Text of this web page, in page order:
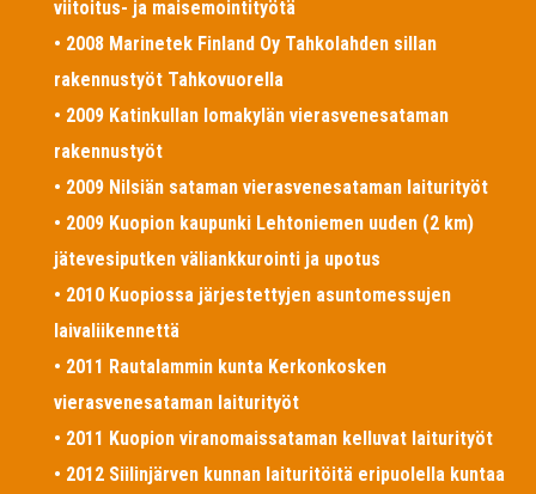
viitoitus- ja maisemointityötä
• 2008 Marinetek Finland Oy Tahkolahden sillan
rakennustyöt Tahkovuorella
• 2009 Katinkullan lomakylän vierasvenesataman
rakennustyöt
• 2009 Nilsiän sataman vierasvenesataman laiturityöt
• 2009 Kuopion kaupunki Lehtoniemen uuden (2 km)
jätevesiputken väliankkurointi ja upotus
• 2010 Kuopiossa järjestettyjen asuntomessujen
laivaliikennettä
• 2011 Rautalammin kunta Kerkonkosken
vierasvenesataman laiturityöt
• 2011 Kuopion viranomaissataman kelluvat laiturityöt
• 2012 Siilinjärven kunnan laituritöitä eripuolella kuntaa